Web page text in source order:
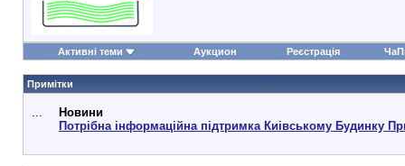
Активні теми Аукцион Реєстрація
Примітки
...
Новини
Потрібна інформаційна підтримка Киівському Будинку